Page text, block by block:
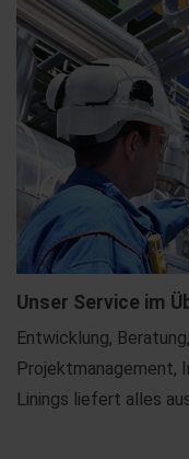
Unser Service im
Entwicklung,
Projektmanagement,
Linings liefert alles